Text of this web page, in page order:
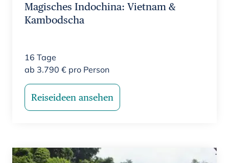
Magisches Indochina: Vietnam &
Kambodscha
16 Tage
ab 3.790 € pro Person
Reiseideen ansehen